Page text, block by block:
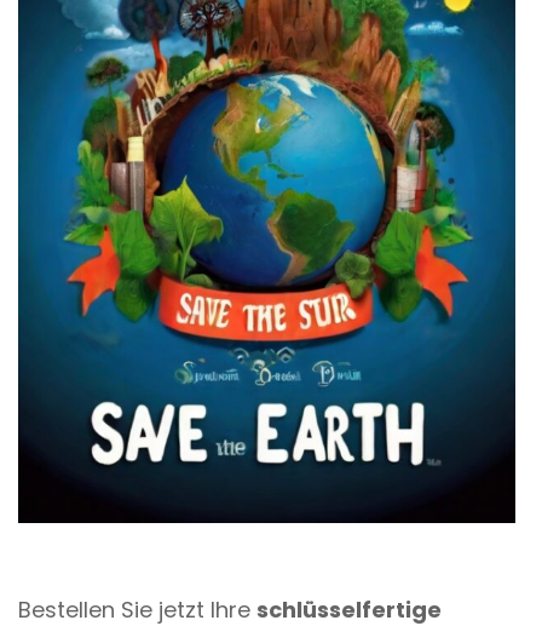
Bestellen Sie jetzt Ihre schlüsselfertige